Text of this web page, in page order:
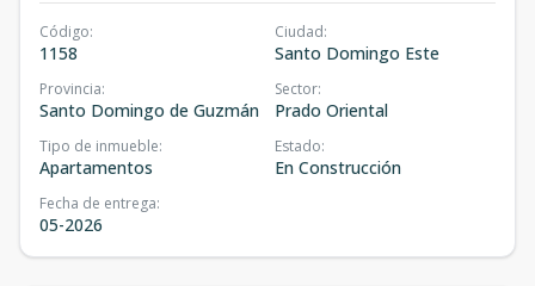
Código:
1158
Ciudad:
Santo Domingo Este
Provincia:
Santo Domingo de Guzmán
Sector:
Prado Oriental
Tipo de inmueble:
Apartamentos
Estado:
En Construcción
Fecha de entrega:
05-2026